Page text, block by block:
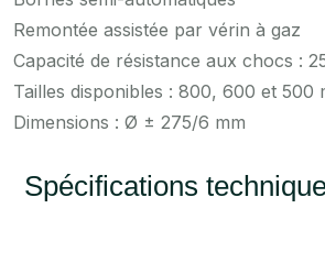
Remontée assistée par vérin à gaz
Capacité de résistance aux chocs :
Tailles disponibles : 800, 600 et 500
Dimensions : Ø ± 275/6 mm
Spécifications